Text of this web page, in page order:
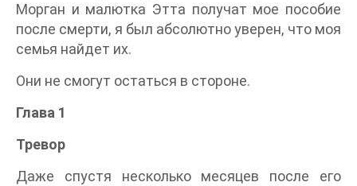
Морган и малютка Этта получат мое пособие
после смерти, я был абсолютно уверен, что моя
семья найдет их.
Они не смогут остаться в стороне.
Глава 1
Тревор
Даже спустя несколько месяцев после его